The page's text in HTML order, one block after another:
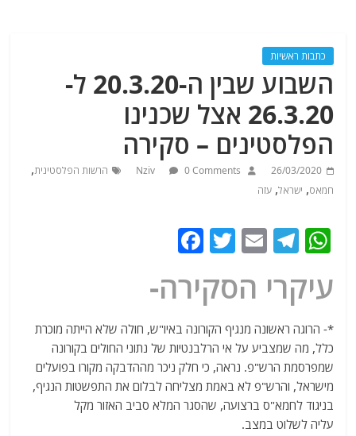
כתבות ראשיות
השבוע שבין ה-20.3.20 ל-
26.3.20 אצל שכנינו
הפלסטינים – סקירה
26/03/2020
Nziv 0 Comments הרשות הפלסטינית,
חמאס, ישראל,עזה
W
at
s
A
p
p
T
e
g
ra
m
E
ai
l
T
itt
er
c
e
b
o
o
k
עיקרי הסקירה-
*- הרוגה ראשונה מנגיף הקורונה באיו"ש, חולה שלא הייתה מוכרת
כלל, מה שמצביע על אי הרלבנטיות של נתוני החולים בקורונה
שמפרסמת הרש"פ. נראה, כי חלק ניכר מההדבקה מקורו בפועלים
מישראל, והרש"פ לא באמת מצליחה לבלום את התפשטות הנגיף,
בניגוד לחמא"ס ברצועה, שהסגר המלא סביב האזור מקל
עליה לשלוט במצב.